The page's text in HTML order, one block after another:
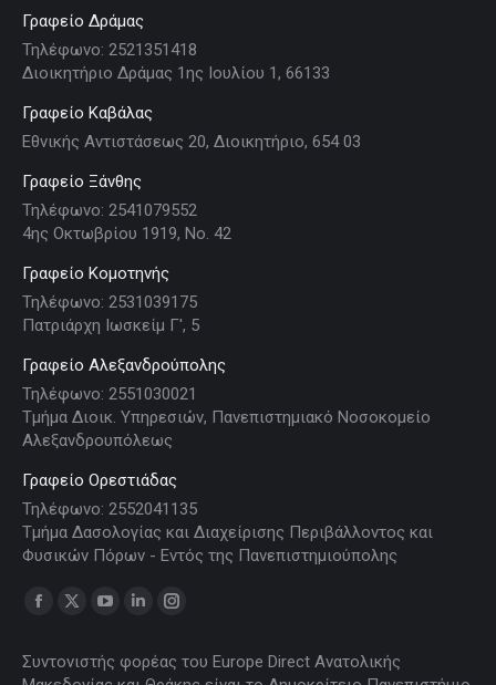
Γραφείο Δράμας
Τηλέφωνο: 2521351418
Διοικητήριο Δράμας 1ης Ιουλίου 1, 66133
Γραφείο Καβάλας
Εθνικής Αντιστάσεως 20, Διοικητήριο, 654 03
Γραφείο Ξάνθης
Τηλέφωνο: 2541079552
4ης Οκτωβρίου 1919, Νο. 42
Γραφείο Κομοτηνής
Τηλέφωνο: 2531039175
Πατριάρχη Ιωσκείμ Γ', 5
Γραφείο Αλεξανδρούπολης
Τηλέφωνο: 2551030021
Τμήμα Διοικ. Υπηρεσιών, Πανεπιστημιακό Νοσοκομείο
Αλεξανδρουπόλεως
Γραφείο Ορεστιάδας
Τηλέφωνο: 2552041135
Τμήμα Δασολογίας και Διαχείρισης Περιβάλλοντος και
Φυσικών Πόρων - Εντός της Πανεπιστημιούπολης
Find us on:
Facebook
opens
X
opens
YouTube
opens
Linkedin
opens
Instagram
opens
Συντονιστής φορέας του Europe Direct Ανατολικής